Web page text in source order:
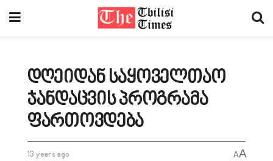
დღეიდან საყოველთაო
ჯანდაცვის პროგრამა
ფართოვდება
13 years ago AA